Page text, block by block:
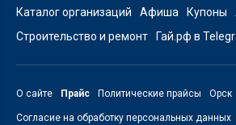
Каталог организаций
Афиша Купоны
Строительство и ремонт
Гай.рф в
О сайте Прайс Политические прайсы Орск
Согласие на обработку персональных данных